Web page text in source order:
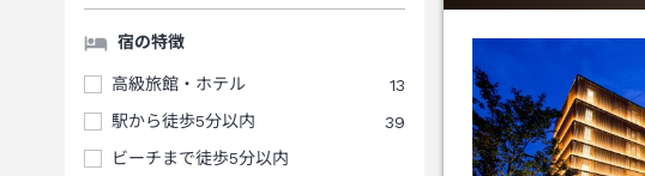
宿の特徴
高級旅館・ホテル
13
駅から徒歩5分以内
39
ビーチまで徒歩5分以内